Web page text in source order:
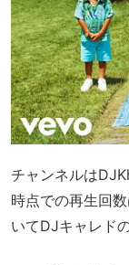
チャンネルは
時点での再生回
いてDJキャレド